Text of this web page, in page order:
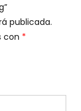
publicada.
con *